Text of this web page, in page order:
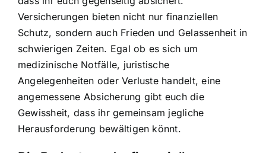
Versicherungen bieten nicht nur finanziellen
Schutz, sondern auch Frieden und Gelassenheit in
schwierigen Zeiten. Egal ob es sich um
medizinische Notfälle, juristische
Angelegenheiten oder Verluste handelt, eine
angemessene Absicherung gibt euch die
Gewissheit, dass ihr gemeinsam jegliche
Herausforderung bewältigen könnt.